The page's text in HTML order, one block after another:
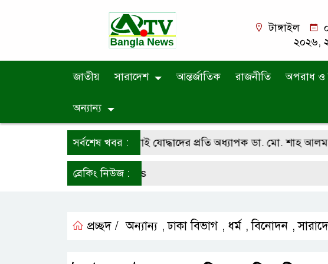
টাঙ্গাইল
২০২৬,
জাতীয় সারাদেশ আন্তর্জাতিক রাজনীতি অপরাধ ও
অন্যান্য
সর্বশেষ খবর :
শহীদ পরিবার ও জুলাই যোদ্ধাদের প্রতি অধ্যাপক ডা. মো. শাহ আলম
ব্রেকিং নিউজ :
প্রচ্ছদ / অন্যান্য ,ঢাকা বিভাগ , ধর্ম ,বিনোদন ,